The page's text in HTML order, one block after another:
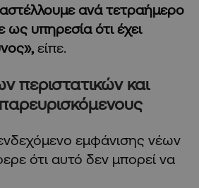
ανά τετραήμερο
ως υπηρεσία ότι έχει
είπε.
περιστατικών και
εμφάνισης νέων
ότι αυτό δεν μπορεί να